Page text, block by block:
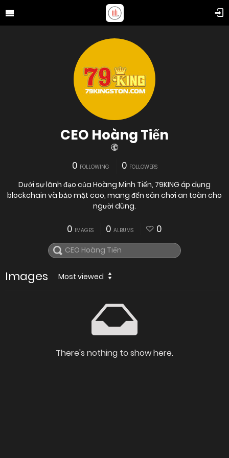
CEO Hoàng Tiến
0 FOLLOWING 0 FOLLOWERS
Dưới sự lãnh đạo của Hoàng Minh Tiến, 79KING áp dụng
blockchain và bảo mật cao, mang đến sân chơi an toàn cho
người dùng.
0 IMAGES 0 ALBUMS 0
Images Most viewed
There's nothing to show here.